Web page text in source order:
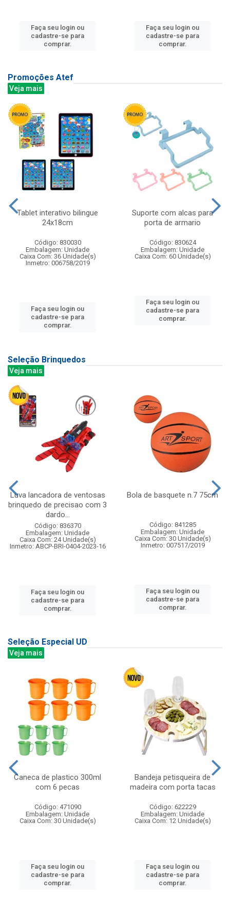
Faça seu login ou
cadastre-se para
comprar.
Faça seu login ou
cadastre-se para
comprar.
Promoções Atef
Veja mais
Tablet interativo bilingue
24x18cm
Código: 830030
Embalagem: Unidade
Caixa Com: 36 Unidade(s)
Inmetro: 006758/2019
Faça seu login ou
cadastre-se para
comprar.
Suporte com alcas para
porta de armario
Código: 830624
Embalagem: Unidade
Caixa Com: 60 Unidade(s)
Faça seu login ou
cadastre-se para
comprar.
Seleção Brinquedos
Veja mais
Luva lancadora de ventosas
brinquedo de precisao com 3
dardo...
Código: 836370
Embalagem: Unidade
Caixa Com: 24 Unidade(s)
Inmetro: ABCP-BRI-0404-2023-16
Faça seu login ou
cadastre-se para
comprar.
Bola de basquete n.7 75cm
Código: 841285
Embalagem: Unidade
Caixa Com: 30 Unidade(s)
Inmetro: 007517/2019
Faça seu login ou
cadastre-se para
comprar.
Seleção Especial UD
Veja mais
Caneca de plastico 300ml
com 6 pecas
Código: 471090
Embalagem: Unidade
Caixa Com: 30 Unidade(s)
Faça seu login ou
cadastre-se para
comprar.
Bandeja petisqueira de
madeira com porta tacas
Código: 622229
Embalagem: Unidade
Caixa Com: 12 Unidade(s)
Faça seu login ou
cadastre-se para
comprar.